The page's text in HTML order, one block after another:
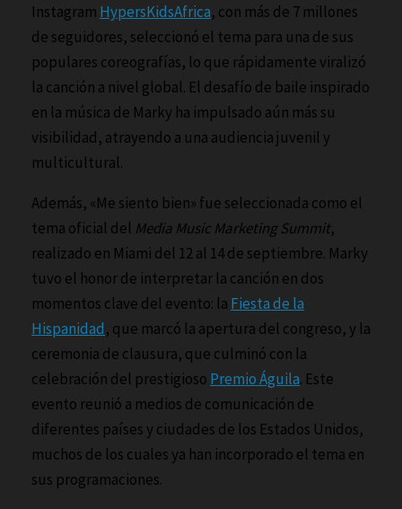
Instagram HypersKidsAfrica, con más de 7 millones
de seguidores, seleccionó el tema para una de sus
populares coreografías, lo que rápidamente viralizó
la canción a nivel global. El desafío de baile inspirado
en la música de Marky ha impulsado aún más su
visibilidad, atrayendo a una audiencia juvenil y
multicultural.
Además, «Me siento bien» fue seleccionada como el
tema oficial del Media Music Marketing Summit,
realizado en Miami del 12 al 14 de septiembre. Marky
tuvo el honor de interpretar la canción en dos
momentos clave del evento: la Fiesta de la
Hispanidad, que marcó la apertura del congreso, y la
ceremonia de clausura, que culminó con la
celebración del prestigioso Premio Águila. Este
evento reunió a medios de comunicación de
diferentes países y ciudades de los Estados Unidos,
muchos de los cuales ya han incorporado el tema en
sus programaciones.